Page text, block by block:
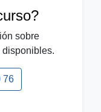
sobre
disponibles.
76